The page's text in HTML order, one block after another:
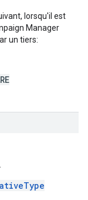
lorsqu'il est
Manager
un tiers: